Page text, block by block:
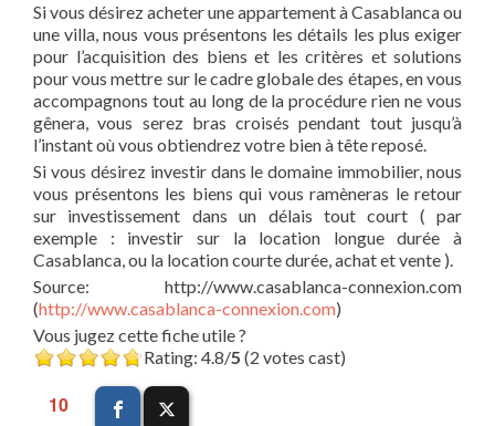
Si vous désirez acheter une appartement à Casablanca ou
une villa, nous vous présentons les détails les plus exiger
pour l’acquisition des biens et les critères et solutions
pour vous mettre sur le cadre globale des étapes, en vous
accompagnons tout au long de la procédure rien ne vous
gênera, vous serez bras croisés pendant tout jusqu’à
l’instant où vous obtiendrez votre bien à tête reposé.
Si vous désirez investir dans le domaine immobilier, nous
vous présentons les biens qui vous ramèneras le retour
sur investissement dans un délais tout court ( par
exemple : investir sur la location longue durée à
Casablanca, ou la location courte durée, achat et vente ).
Source: http://www.casablanca-connexion.com
(http://www.casablanca-connexion.com)
Vous jugez cette fiche utile ?
Rating: 4.8/5 (2 votes cast)
10